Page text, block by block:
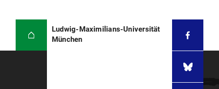
Ludwig-Maximilians-Universität
München